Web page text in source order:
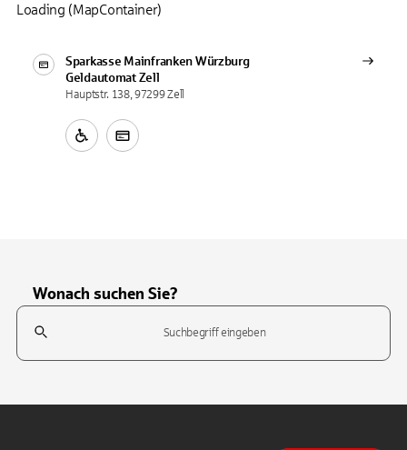
Sparkasse Mainfranken Würzburg
Geldautomat Zell
Hauptstr. 138, 97299 Zell
Loading (MapContainer)
Wonach suchen Sie?
Suchfeld